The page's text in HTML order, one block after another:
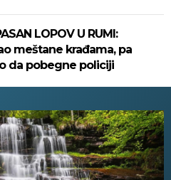
LOPOV U RUMI:
meštane krađama, pa
da pobegne policiji